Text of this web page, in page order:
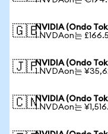
🇬🇧NVIDIA (Ondo
1 NVDAon는
🇯🇵NVIDIA (Ondo
1 NVDAon는
🇨🇳NVIDIA (Ondo
1 NVDAon는